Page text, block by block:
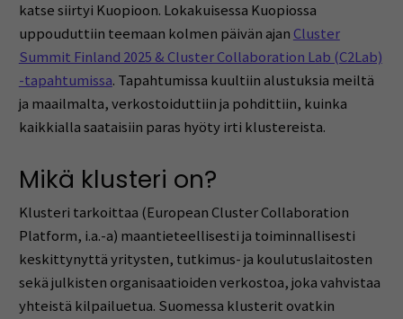
katse siirtyi Kuopioon. Lokakuisessa Kuopiossa
uppouduttiin teemaan kolmen päivän ajan Cluster
Summit Finland 2025 & Cluster Collaboration Lab (C2Lab)
-tapahtumissa. Tapahtumissa kuultiin alustuksia meiltä
ja maailmalta, verkostoiduttiin ja pohdittiin, kuinka
kaikkialla saataisiin paras hyöty irti klustereista.
Mikä klusteri on?
Klusteri tarkoittaa (European Cluster Collaboration
Platform, i.a.-a) maantieteellisesti ja toiminnallisesti
keskittynyttä yritysten, tutkimus- ja koulutuslaitosten
sekä julkisten organisaatioiden verkostoa, joka vahvistaa
yhteistä kilpailuetua. Suomessa klusterit ovatkin